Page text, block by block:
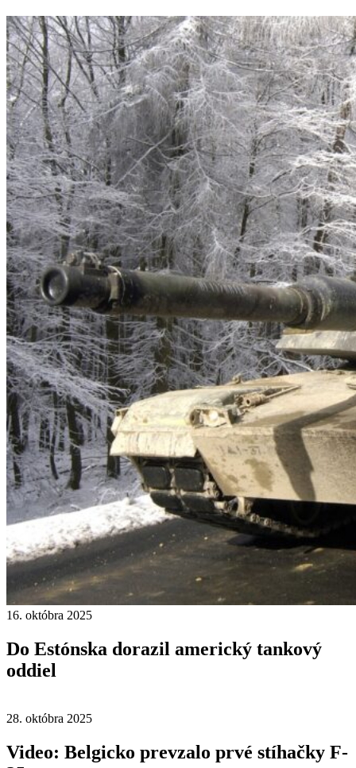
16. októbra 2025
Do Estónska dorazil americký tankový
oddiel
28. októbra 2025
Video: Belgicko prevzalo prvé stíhačky F-